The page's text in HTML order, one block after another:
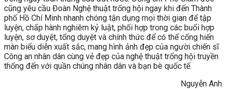
cũng yêu cầu Đoàn Nghệ thuật trống hội ngay khi đến Thành
phố Hồ Chí Minh nhanh chóng tận dụng mọi thời gian để tập
luyện, chấp hành nghiêm kỷ luật, phối hợp trong các buổi hợp
luyện, sơ duyệt, tổng duyệt và chính thức để có thể cống hiến
màn biểu diễn xuất sắc, mang hình ảnh đẹp của người chiến sĩ
Công an nhân dân cùng vẻ đẹp của nghệ thuật trống hội truyền
thống đến với quần chúng nhân dân và bạn bè quốc tế.
Nguyễn Anh